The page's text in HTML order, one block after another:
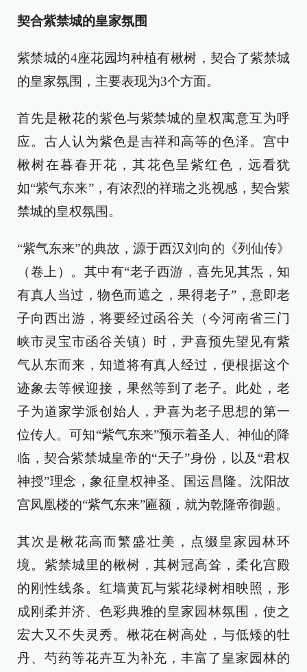
契合紫禁城的皇家氛围
紫禁城的4座花园均种植有楸树，契合了紫禁城
的皇家氛围，主要表现为3个方面。
首先是楸花的紫色与紫禁城的皇权寓意互为呼
应。古人认为紫色是吉祥和高等的色泽。宫中
楸树在暮春开花，其花色呈紫红色，远看犹
如“紫气东来”，有浓烈的祥瑞之兆视感，契合紫
禁城的皇权氛围。
“紫气东来”的典故，源于西汉刘向的《列仙传》
（卷上）。其中有“老子西游，喜先见其炁，知
有真人当过，物色而遮之，果得老子”，意即老
子向西出游，将要经过函谷关（今河南省三门
峡市灵宝市函谷关镇）时，尹喜预先望见有紫
气从东而来，知道将有真人经过，便根据这个
迹象去等候迎接，果然等到了老子。此处，老
子为道家学派创始人，尹喜为老子思想的第一
位传人。可知“紫气东来”预示着圣人、神仙的降
临，契合紫禁城皇帝的“天子”身份，以及“君权
神授”理念，象征皇权神圣、国运昌隆。沈阳故
宫凤凰楼的“紫气东来”匾额，就为乾隆帝御题。
其次是楸花高而繁盛壮美，点缀皇家园林环
境。紫禁城里的楸树，其树冠高耸，柔化宫殿
的刚性线条。红墙黄瓦与紫花绿树相映照，形
成刚柔并济、色彩典雅的皇家园林氛围，使之
宏大又不失灵秀。楸花在树高处，与低矮的牡
丹、芍药等花卉互为补充，丰富了皇家园林的